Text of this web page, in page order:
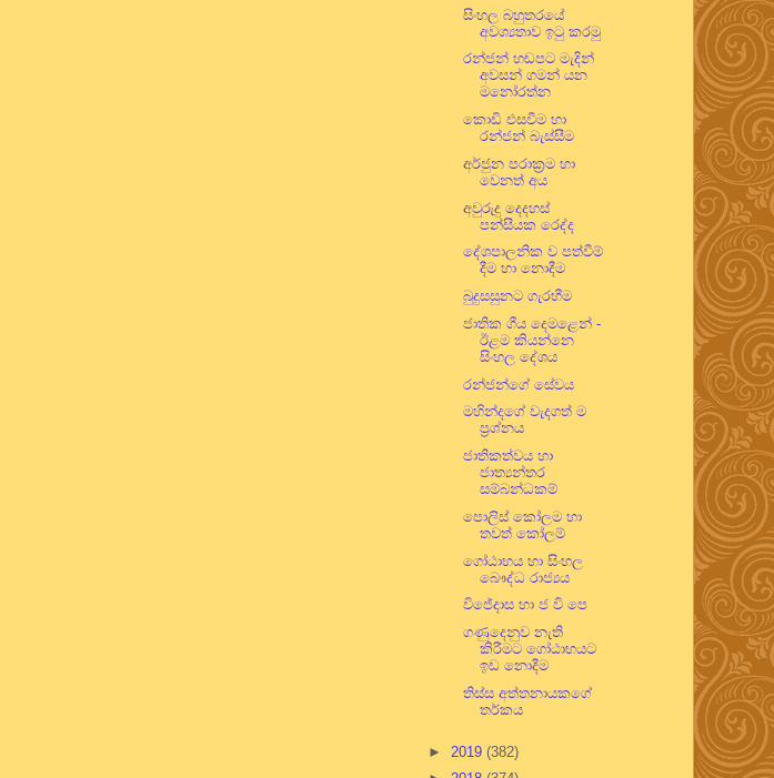
සිංහල බහුතරයේ
අවශ්‍යතාව ඉටු කරමු
රන්ජන් හඬපට මැදින්
අවසන් ගමන් යන
මනෝරත්න
කොඩි එසවීම හා
රන්ජන් බැස්සීම
අර්ජුන පරාක්‍රම හා
වෙනත් අය
අවුරුදු දෙදහස්
පන්සීයක රෙද්ද
දේශපාලනික ව පත්වීම්
දීම හා නොදීම
බුදුසසුනට ගැරහීම
ජාතික ගීය දෙමළෙන් -
ඊළම කියන්නෙ
සිංහල දේශය
රන්ජන්ගේ සේවය
මහින්දගේ වැදගත් ම
ප්‍රශ්නය
ජාතිකත්වය හා
ජාත්‍යන්තර
සම්බන්ධකම්
පොලිස් කෝලම හා
තවත් කෝලම්
ගෝඨාභය හා සිංහල
බෞද්ධ රාජ්‍යය
විජේදාස හා ජ වි පෙ
ගණුදෙනුව නැති
කිරීමට ගෝඨාභයට
ඉඩ නොදීම
තිස්ස අත්තනායකගේ
තර්කය
► 2019 (382)